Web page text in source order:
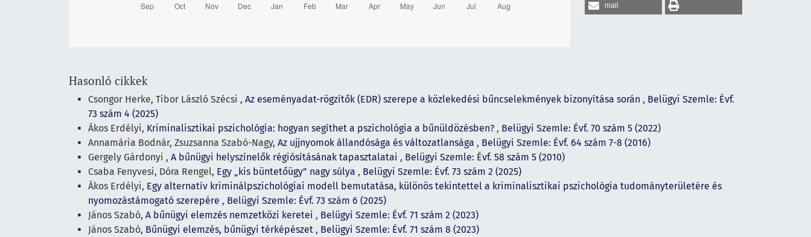
mail
Hasonló cikkek
Csongor Herke, Tibor László Szécsi , Az eseményadat-rögzítők (EDR) szerepe a közlekedési bűncselekmények bizonyítása során , Belügyi Szemle: Évf.
73 szám 4 (2025)
Ákos Erdélyi, Kriminalisztikai pszichológia: hogyan segíthet a pszichológia a bűnüldözésben? , Belügyi Szemle: Évf. 70 szám 5 (2022)
Annamária Bodnár, Zsuzsanna Szabó-Nagy, Az ujjnyomok állandósága és változatlansága , Belügyi Szemle: Évf. 64 szám 7-8 (2016)
Gergely Gárdonyi , A bűnügyi helyszínelők régiósításának tapasztalatai , Belügyi Szemle: Évf. 58 szám 5 (2010)
Csaba Fenyvesi, Dóra Rengel, Egy „kis büntetőügy” nagy súlya , Belügyi Szemle: Évf. 73 szám 2 (2025)
Ákos Erdélyi, Egy alternatív kriminálpszichológiai modell bemutatása, különös tekintettel a kriminalisztikai pszichológia tudományterületére és
nyomozástámogató szerepére , Belügyi Szemle: Évf. 73 szám 6 (2025)
János Szabó, A bűnügyi elemzés nemzetközi keretei , Belügyi Szemle: Évf. 71 szám 2 (2023)
János Szabó, Bűnügyi elemzés, bűnügyi térképészet , Belügyi Szemle: Évf. 71 szám 8 (2023)